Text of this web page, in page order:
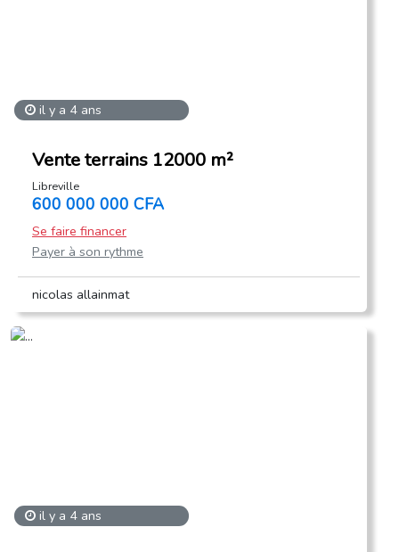
il y a 4 ans
Vente terrains 12000 m²
Libreville
600 000 000 CFA
Se faire financer
Payer à son rythme
nicolas allainmat
il y a 4 ans